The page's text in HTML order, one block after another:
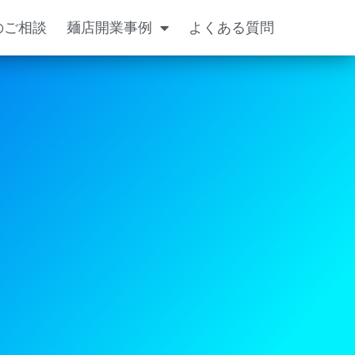
ご相談 麺店開業事例 よくある質問